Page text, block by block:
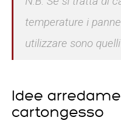
temperature i
utilizzare sono
Idee
cartongesso